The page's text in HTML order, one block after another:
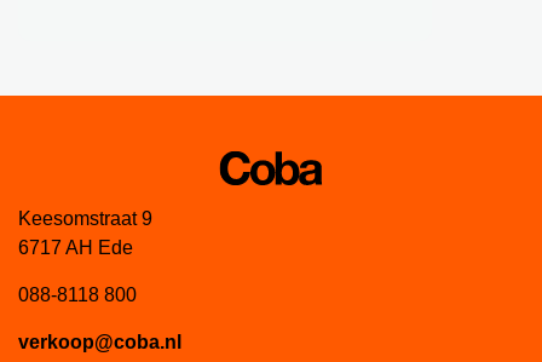
Keesomstraat 9
6717 AH Ede
088-8118 800
verkoop@coba.nl